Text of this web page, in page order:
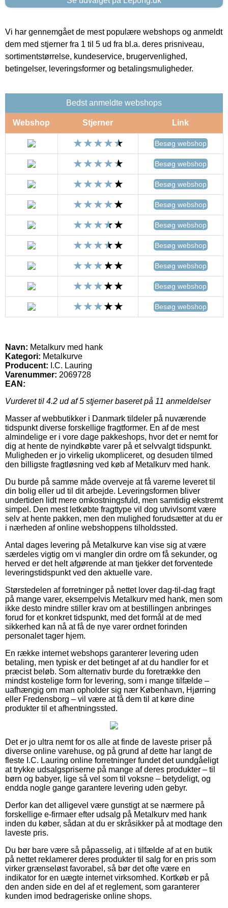
Vi har gennemgået de mest populære webshops og anmeldt
dem med stjerner fra 1 til 5 ud fra bl.a. deres prisniveau,
sortimentstørrelse, kundeservice, brugervenlighed,
betingelser, leveringsformer og betalingsmuligheder.
Bedst anmeldte webshops
Webshop Stjerner Link
Besøg webshop
Besøg webshop
Besøg webshop
Besøg webshop
Besøg webshop
Besøg webshop
Besøg webshop
Besøg webshop
Besøg webshop
Navn: Metalkurv med hank
Kategori: Metalkurve
Producent: I.C. Lauring
Varenummer: 2069728
EAN:
Vurderet til 4.2 ud af 5 stjerner baseret på 11 anmeldelser
Masser af webbutikker i Danmark tildeler på nuværende
tidspunkt diverse forskellige fragtformer. En af de mest
almindelige er i vore dage pakkeshops, hvor det er nemt for
dig at hente de nyindkøbte varer på et selvvalgt tidspunkt.
Muligheden er jo virkelig ukompliceret, og desuden tilmed
den billigste fragtløsning ved køb af Metalkurv med hank.
Du burde på samme måde overveje at få varerne leveret til
din bolig eller ud til dit arbejde. Leveringsformen bliver
undertiden lidt mere omkostningsfuld, men samtidig ekstremt
simpel. Den mest letkøbte fragttype vil dog utvivlsomt være
selv at hente pakken, men den mulighed forudsætter at du er
i nærheden af online webshoppens tilholdssted.
Antal dages levering på Metalkurve kan vise sig at være
særdeles vigtig om vi mangler din ordre om få sekunder, og
herved er det helt afgørende at man tjekker det forventede
leveringstidspunkt ved den aktuelle vare.
Størstedelen af forretninger på nettet lover dag-til-dag fragt
på mange varer, eksempelvis Metalkurv med hank, men som
ikke desto mindre stiller krav om at bestillingen anbringes
forud for et konkret tidspunkt, med det formål at de med
sikkerhed kan nå at få de nye varer ordnet forinden
personalet tager hjem.
En række internet webshops garanterer levering uden
betaling, men typisk er det betinget af at du handler for et
præcist beløb. Som alternativ burde du foretrække den
mindst kostelige form for levering, som i mange tilfælde –
uafhængig om man opholder sig nær København, Hjørring
eller Fredensborg – vil være at få dem til at køre dine
produkter til et afhentningssted.
Det er jo ultra nemt for os alle at finde de laveste priser på
diverse online varehuse, og på grund af dette har langt de
fleste I.C. Lauring online forretninger fundet det uundgåeligt
at trykke udsalgspriserne på mange af deres produkter – til
børn og babyer, lige så vel som til voksne – betydeligt, og
endda nogle gange garantere levering uden gebyr.
Derfor kan det alligevel være gunstigt at se nærmere på
forskellige e-firmaer efter udsalg på Metalkurv med hank
inden du køber, sådan at du er skråsikker på at modtage den
laveste pris.
Du bør bare være så påpasselig, at i tilfælde af at en butik
på nettet reklamerer deres produkter til salg for en pris som
virker grænseløst favorabel, så bør det ofte være en
indikator for en uægte internet virksomhed. Kortkøb er på
den anden side en del af et reglement, som garanterer
kunden imod bedrageriske online shops.